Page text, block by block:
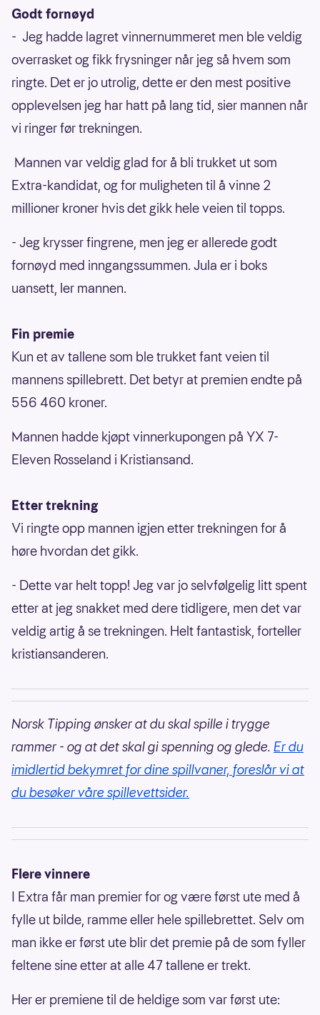
Godt fornøyd
- Jeg hadde lagret vinnernummeret men ble veldig
overrasket og fikk frysninger når jeg så hvem som
ringte. Det er jo utrolig, dette er den mest positive
opplevelsen jeg har hatt på lang tid, sier mannen når
vi ringer før trekningen.
Mannen var veldig glad for å bli trukket ut som
Extra-kandidat, og for muligheten til å vinne 2
millioner kroner hvis det gikk hele veien til topps.
- Jeg krysser fingrene, men jeg er allerede godt
fornøyd med inngangssummen. Jula er i boks
uansett, ler mannen.
Fin premie
Kun et av tallene som ble trukket fant veien til
mannens spillebrett. Det betyr at premien endte på
556 460 kroner.
Mannen hadde kjøpt vinnerkupongen på YX 7-
Eleven Rosseland i Kristiansand.
Etter trekning
Vi ringte opp mannen igjen etter trekningen for å
høre hvordan det gikk.
- Dette var helt topp! Jeg var jo selvfølgelig litt spent
etter at jeg snakket med dere tidligere, men det var
veldig artig å se trekningen. Helt fantastisk, forteller
kristiansanderen.
Norsk Tipping ønsker at du skal spille i trygge
rammer - og at det skal gi spenning og glede. Er du
imidlertid bekymret for dine spillvaner, foreslår vi at
du besøker våre spillevettsider.
Flere vinnere
I Extra får man premier for og være først ute med å
fylle ut bilde, ramme eller hele spillebrettet. Selv om
man ikke er først ute blir det premie på de som fyller
feltene sine etter at alle 47 tallene er trekt.
Her er premiene til de heldige som var først ute: